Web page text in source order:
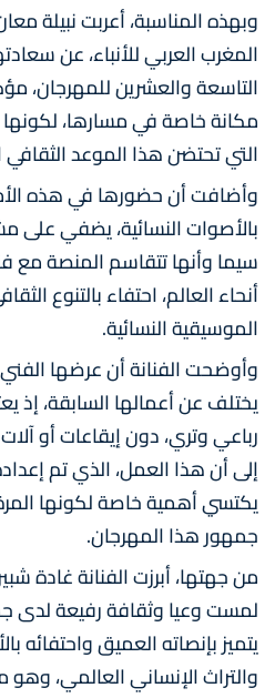
وبهذه المناسبة، أعربت نبيلة
المغرب العربي للأنباء، عن
التاسعة والعشرين للمهرجان،
مكانة خاصة في مسارها،
التي تحتضن هذا الموعد الثقافي
وأضافت أن حضورها في هذه
بالأصوات النسائية، يضفي على
سيما وأنها تتقاسم المنصة مع
أنحاء العالم، احتفاء بالتنوع
الموسيقية النسائية.
وأوضحت الفنانة أن عرضها
يختلف عن أعمالها السابقة، إذ
رباعي وتري، دون إيقاعات أو
إلى أن هذا العمل، الذي تم
يكتسي أهمية خاصة لكونها
جمهور هذا المهرجان.
من جهتها، أبرزت الفنانة غادة
لمست وعيا وثقافة رفيعة
يتميز بإنصاته العميق واحتفائه
والتراث الإنساني العالمي، وهو